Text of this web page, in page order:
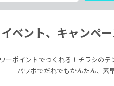
イベント、キャンペ
ーポイントでつくれる！チラシの
パワポでだれでもかんたん、素